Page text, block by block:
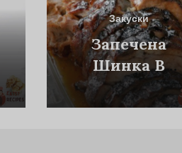
Закуски
Запечена
Шинка В
Скоринці З
Коричневого